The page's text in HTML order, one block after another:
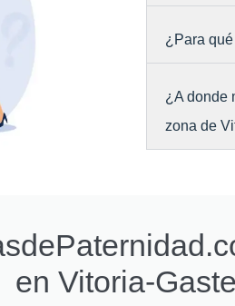
¿Para
¿A donde
zona de
en Vitoria-